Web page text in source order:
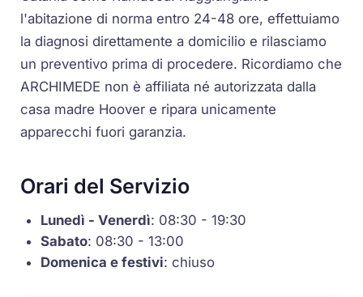
l'abitazione di norma entro 24-48 ore, effettuiamo
la diagnosi direttamente a domicilio e rilasciamo
un preventivo prima di procedere. Ricordiamo che
ARCHIMEDE non è affiliata né autorizzata dalla
casa madre Hoover e ripara unicamente
apparecchi fuori garanzia.
Orari del Servizio
Lunedì - Venerdì: 08:30 - 19:30
Sabato: 08:30 - 13:00
Domenica e festivi: chiuso